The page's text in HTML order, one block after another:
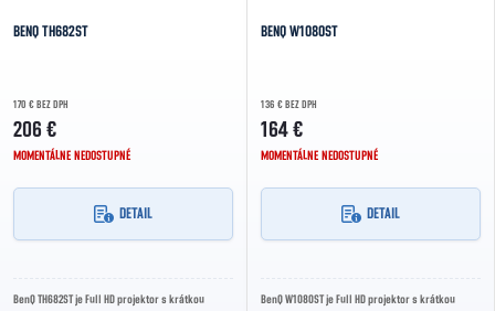
BENQ TH682ST
170 € BEZ DPH
206 €
MOMENTÁLNE NEDOSTUPNÉ
DETAIL
BenQ TH682ST je Full HD projektor s krátkou
BENQ W1080ST
136 € BEZ DPH
164 €
MOMENTÁLNE NEDOSTUPNÉ
DETAIL
BenQ W1080ST je Full HD projektor s krátkou